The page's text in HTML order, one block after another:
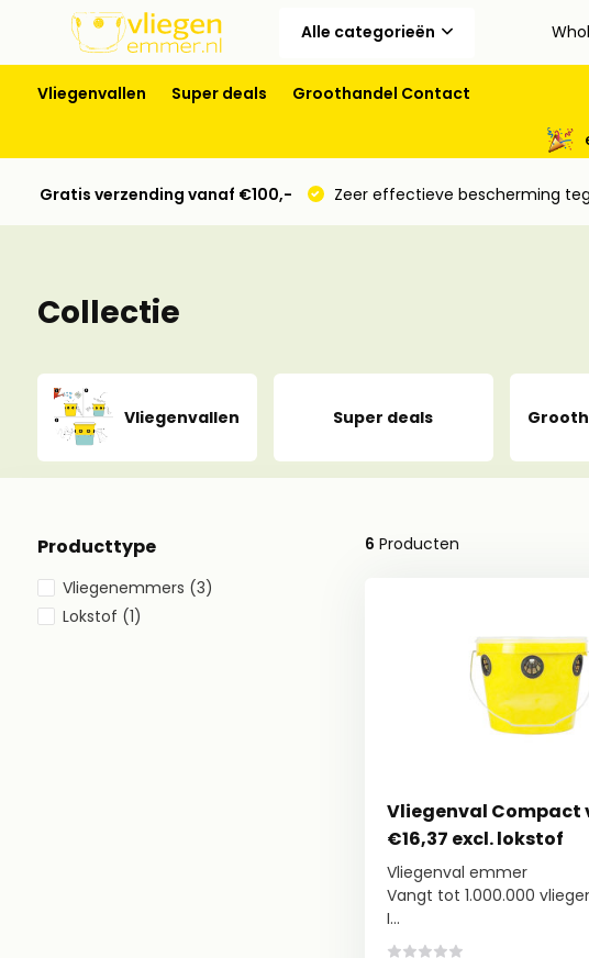
Alle categorieën
Vliegenvallen Super deals Groothandel Contact
Gratis verzending vanaf €100,- Zeer effectieve bescherming
Collectie
Vliegenvallen Super deals
Producttype
Vliegenemmers (3)
Lokstof (1)
6 Producten
Vliegenval Compact
€16,37 excl. lokstof
Vliegenval emmer
Vangt tot 1.000.000
I...